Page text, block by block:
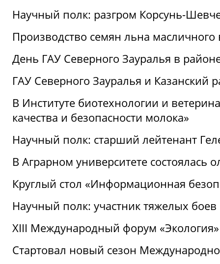
Научный полк: разгром Корсунь-
Производство семян льна
День ГАУ Северного Зауралья в
ГАУ Северного Зауралья и Казанский
В Институте биотехнологии и
качества и безопасности молока»
Научный полк: старший лейтенант
В Аграрном университете состоялась
Круглый стол «Информационная
Научный полк: участник тяжелых
XIII Международный форум
Стартовал новый сезон